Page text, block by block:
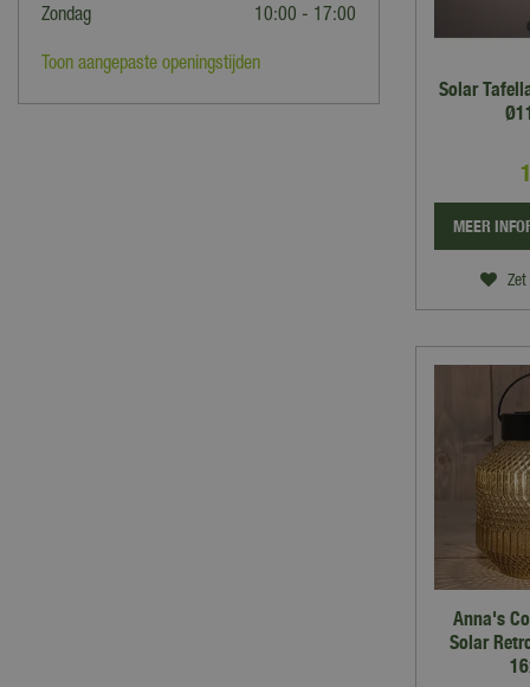
Solar
Zet
MEER
Anna's
Solar
Zondag
10:00 - 17:00
Toon aangepaste openingstijden